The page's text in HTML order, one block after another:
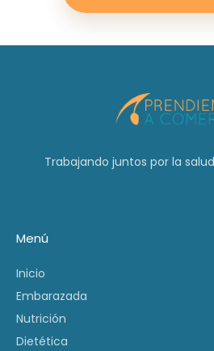
Trabajando juntos por la
Menú
Inicio
Embarazada
Nutrición
Dietética